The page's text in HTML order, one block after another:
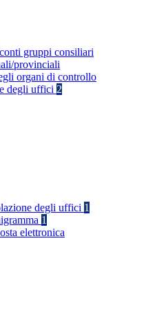
gruppi consiliari
provinciali
organi di controllo
degli uffici 2
degli uffici 1
1
elettronica